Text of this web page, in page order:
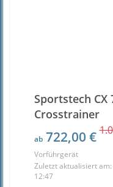
Sportstech CX
Crosstrainer
ab722,00 €
Vorführgerät
Zuletzt aktualisiert
12:47